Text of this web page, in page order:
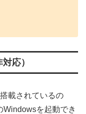
応）
載されているの
Windowsを起動でき